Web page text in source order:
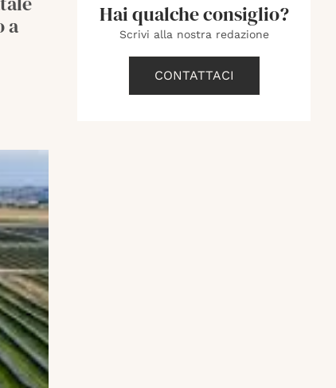
a
Hai qualche consiglio?
Scrivi alla nostra redazione
CONTATTACI